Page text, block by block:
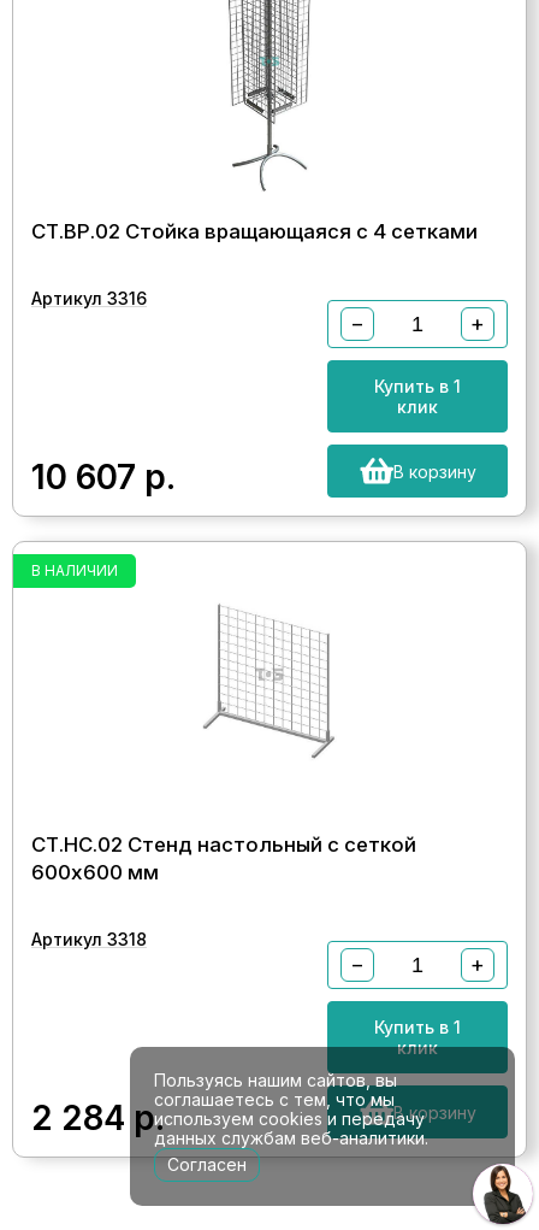
СТ.ВР.02 Стойка вращающаяся с 4 сетками
Артикул 3316
10 607 р.
− +
Купить в 1
клик
В корзину
В НАЛИЧИИ
СТ.НС.02 Стенд настольный с сеткой
600х600 мм
Артикул 3318
2 284 р.
− +
Купить в 1
клик
В корзину
Пользуясь нашим сайтов, вы
соглашаетесь с тем, что мы
используем cookies и передачу
данных службам веб-аналитики.
Согласен